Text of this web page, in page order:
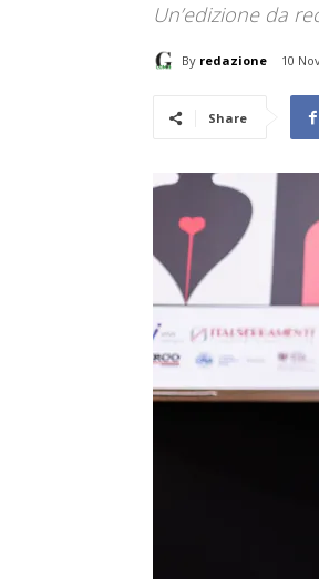
Un’edizione da
By redazione 10
Share